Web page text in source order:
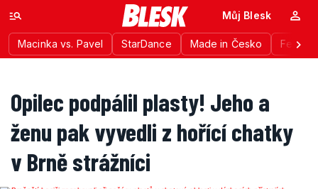
Macinka vs. Pavel StarDance Made in Česko
Můj Blesk
Opilec podpálil plasty! Jeho a
ženu pak vyvedli z hořící chatky
v Brně strážníci